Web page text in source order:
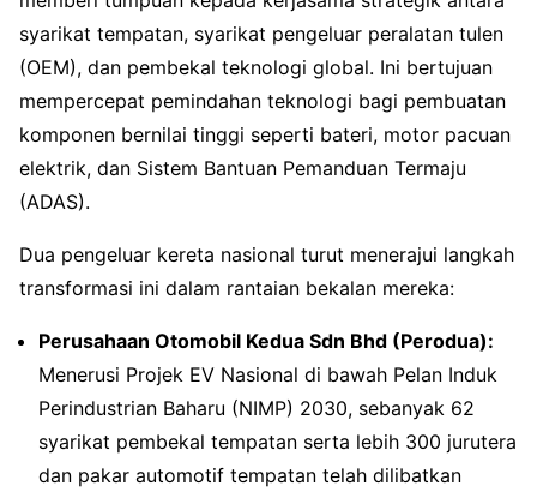
syarikat tempatan, syarikat pengeluar peralatan tulen
(OEM), dan pembekal teknologi global. Ini bertujuan
mempercepat pemindahan teknologi bagi pembuatan
komponen bernilai tinggi seperti bateri, motor pacuan
elektrik, dan Sistem Bantuan Pemanduan Termaju
(ADAS).
Dua pengeluar kereta nasional turut menerajui langkah
transformasi ini dalam rantaian bekalan mereka:
Perusahaan Otomobil Kedua Sdn Bhd (Perodua):
Menerusi Projek EV Nasional di bawah Pelan Induk
Perindustrian Baharu (NIMP) 2030, sebanyak 62
syarikat pembekal tempatan serta lebih 300 jurutera
dan pakar automotif tempatan telah dilibatkan